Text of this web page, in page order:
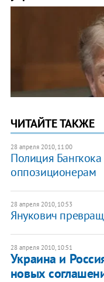
ЧИТАЙТЕ ТАКЖЕ
28 апреля 2010, 11:00
Полиция Бангкока
оппозиционерам
28 апреля 2010, 10:53
Янукович
28 апреля 2010, 10:51
Украина и
новых